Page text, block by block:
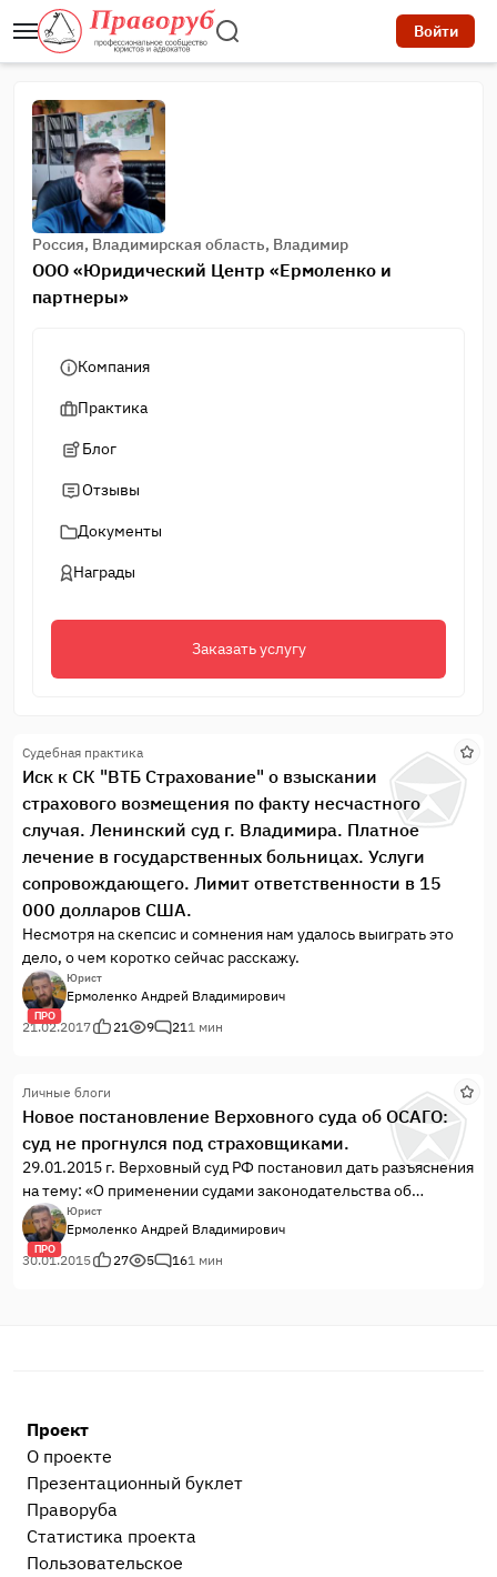
Войти
Россия, Владимирская область, Владимир
ООО «Юридический Центр «Ермоленко и
партнеры»
Компания
Практика
Блог
Отзывы
Документы
Награды
Заказать услугу
Судебная практика
Иск к СК "ВТБ Страхование" о взыскании
страхового возмещения по факту несчастного
случая. Ленинский суд г. Владимира. Платное
лечение в государственных больницах. Услуги
сопровождающего. Лимит ответственности в 15
000 долларов США.
Несмотря на скепсис и сомнения нам удалось выиграть это
дело, о чем коротко сейчас расскажу.
ПРО
Юрист
Ермоленко Андрей Владимирович
21.02.2017
21 9 211 мин
Личные блоги
Новое постановление Верховного суда об ОСАГО:
суд не прогнулся под страховщиками.
29.01.2015 г. Верховный суд РФ постановил дать разъяснения
на тему: «О применении судами законодательства об
обязательном страховании гражданской ответственности
владельцев транспортных средств », т.е. долгожданный
пленум об ОСАГО.
ПРО
Юрист
Ермоленко Андрей Владимирович
30.01.2015
27 5 161 мин
Проект
О проекте
Презентационный букл​ет
Праворуба
Статистика проекта
Пользовательское